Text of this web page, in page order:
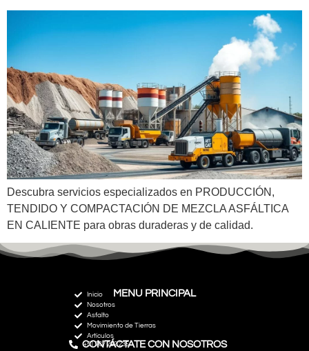
Descubra servicios especializados en PRODUCCIÓN,
TENDIDO Y COMPACTACIÓN DE MEZCLA ASFÁLTICA
EN CALIENTE para obras duraderas y de calidad.
MENU PRINCIPAL
Inicio
Nosotros
Asfalto
Movimiento de Tierras
Artículos
CONTÁCTATE CON NOSOTROS
+51 967 292 235